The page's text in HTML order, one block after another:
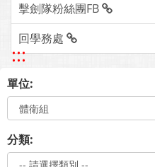
擊劍隊粉絲團FB
回學務處
:::
單位:
分類: